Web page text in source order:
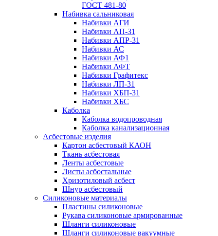
ГОСТ 481-80
Набивка сальниковая
Набивки АГИ
Набивки АП-31
Набивки АПР-31
Набивки АС
Набивки АФ1
Набивки АФТ
Набивки Графитекс
Набивки ЛП-31
Набивки ХБП-31
Набивки ХБС
Каболка
Каболка водопроводная
Каболка канализационная
Асбестовые изделия
Картон асбестовый КАОН
Ткань асбестовая
Ленты асбестовые
Листы асбостальные
Хризотиловый асбеcт
Шнур асбестовый
Силиконовые материалы
Пластины силиконовые
Рукава силиконовые армированные
Шланги силиконовые
Шланги силиконовые вакуумные